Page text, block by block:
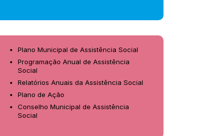
Plano Municipal de Assistência Social
Programação Anual de Assistência
Social
Relatórios Anuais da Assistência Social
Plano de Ação
Conselho Municipal de Assistência
Social